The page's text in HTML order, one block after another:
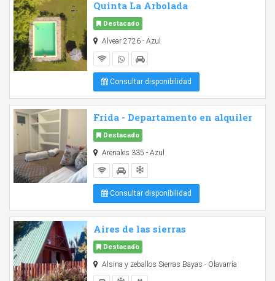
Quinta La Arbolada
Destacado
Alvear 2726 - Azul
Consultar disponibilidad
Frida - Departamento en alquiler
Destacado
Arenales 335 - Azul
Consultar disponibilidad
Aires de las sierras
Destacado
Alsina y zeballos Sierras Bayas - Olavarría